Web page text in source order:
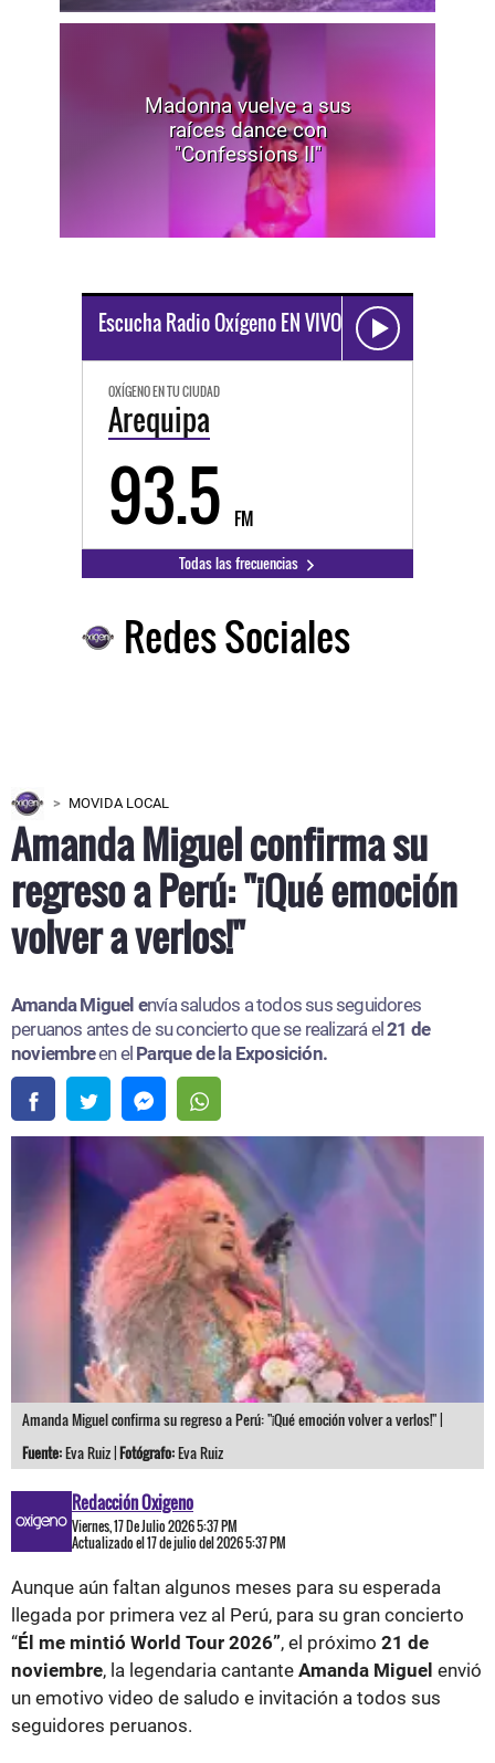
Madonna vuelve a sus
raíces dance con
"Confessions II"
Escucha Radio Oxígeno EN VIVO
OXÍGENO EN TU CIUDAD
Arequipa
93.5 FM
Todas las frecuencias
Redes Sociales
MOVIDA LOCAL
Amanda Miguel confirma su
regreso a Perú: "¡Qué emoción
volver a verlos!"
Amanda Miguel envía saludos a todos sus seguidores
peruanos antes de su concierto que se realizará el21 de
noviembreen el Parque de la Exposición.
Amanda Miguel confirma su regreso a Perú: "¡Qué emoción volver a verlos!" |
Fuente:Eva Ruiz |Fotógrafo:Eva Ruiz
Redacción Oxigeno
Viernes, 17 De Julio 2026 5:37 PM
Actualizado el 17 de julio del 2026 5:37 PM
Aunque aún faltan algunos meses para su esperada
llegada por primera vez al Perú, para su gran concierto
“Él me mintió World Tour 2026”, el próximo 21 de
noviembre, la legendaria cantante Amanda Miguel envió
un emotivo video de saludo e invitación a todos sus
seguidores peruanos.